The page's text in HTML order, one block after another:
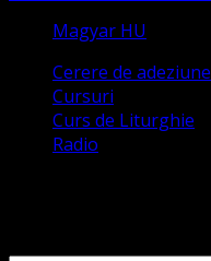
Magyar HU
Cerere de adeziune
Cursuri
Curs de Liturghie
Radio